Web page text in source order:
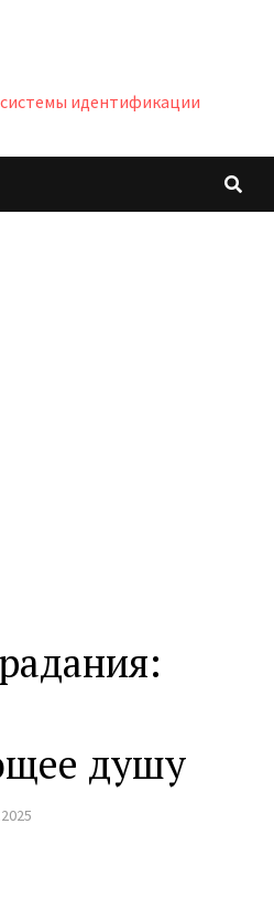
идентификации
душу